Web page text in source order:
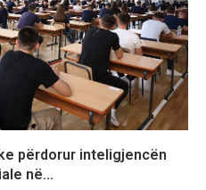
përdorur inteligjencën
në...